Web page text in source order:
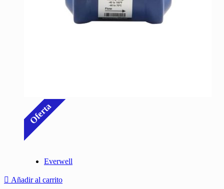
Oferta
Everwell
Añadir al carrito